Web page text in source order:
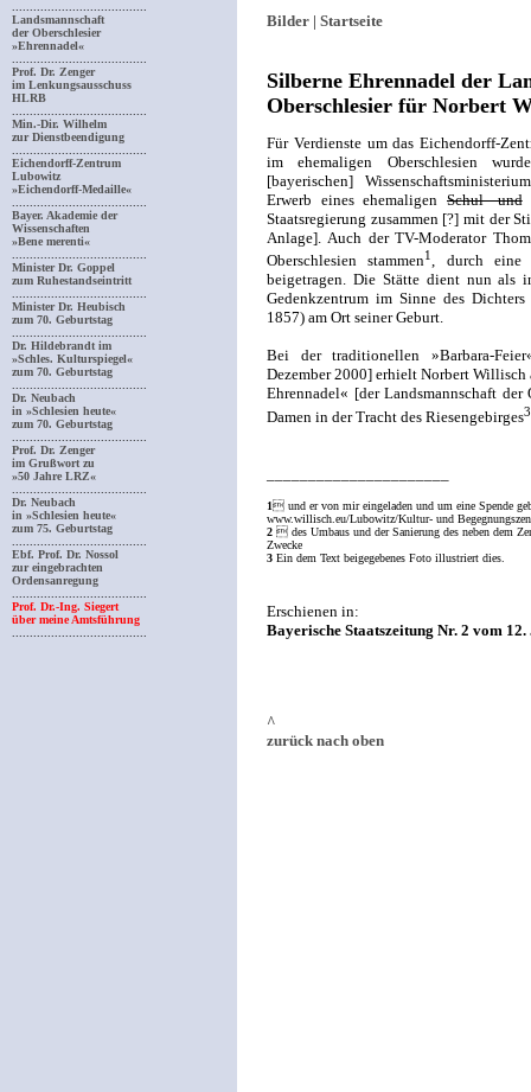
Landsmannschaft
der Oberschlesier
»Ehrennadel«
Prof. Dr. Zenger
im Lenkungsausschuss
HLRB
Min.-Dir. Wilhelm
zur Dienstbeendigung
Eichendorff-Zentrum
Lubowitz
»Eichendorff-Medaille«
Bayer. Akademie der
Wissenschaften
»Bene merenti«
Minister Dr. Goppel
zum Ruhestandseintritt
Minister Dr. Heubisch
zum 70. Geburtstag
Dr. Hildebrandt im
»Schles. Kulturspiegel«
zum 70. Geburtstag
Dr. Neubach
in »Schlesien heute«
zum 70. Geburtstag
Prof. Dr. Zenger
im Grußwort zu
»50 Jahre LRZ«
Dr. Neubach
in »Schlesien heute«
zum 75. Geburtstag
Ebf. Prof. Dr. Nossol
zur eingebrachten
Ordensanregung
Prof. Dr.-Ing. Siegert
über meine Amtsführung
Bilder | Startseite
Silberne Ehrennadel der
Oberschlesier für Norbert
Für Verdienste um das Eichendorff-
im ehemaligen Oberschlesien
[bayerischen]
Erwerb eines ehemaligen Schul- und
Staatsregierung zusammen [?] mit der
Anlage]. Auch der TV-Moderator
Oberschlesien stammen1, durch eine
beigetragen. Die Stätte dient nun als
Gedenkzentrum im Sinne des
1857) am Ort seiner Geburt.
Bei der traditionellen »Barbara-
Dezember 2000] erhielt Norbert Willisch
Ehrennadel« [der Landsmannschaft
Damen in der Tracht des Riesengebirges3
1 und er von mir eingeladen und um eine Spende
www.willisch.eu/Lubowitz/Kultur- und
2  des Umbaus und der Sanierung des neben dem
Zwecke
3 Ein dem Text beigegebenes Foto illustriert dies.
Erschienen in:
Bayerische Staatszeitung Nr. 2 vom
^
zurück nach oben